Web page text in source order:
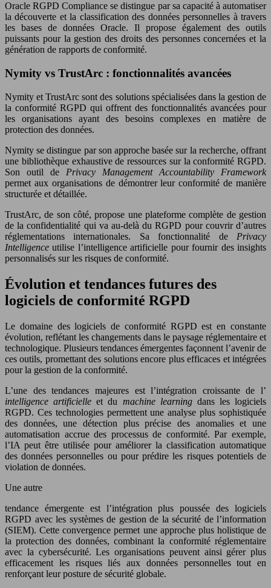
Oracle RGPD Compliance se distingue par sa capacité à automatiser
la découverte et la classification des données personnelles à travers
les bases de données Oracle. Il propose également des outils
puissants pour la gestion des droits des personnes concernées et la
génération de rapports de conformité.
Nymity vs TrustArc : fonctionnalités avancées
Nymity et TrustArc sont des solutions spécialisées dans la gestion de
la conformité RGPD qui offrent des fonctionnalités avancées pour
les organisations ayant des besoins complexes en matière de
protection des données.
Nymity se distingue par son approche basée sur la recherche, offrant
une bibliothèque exhaustive de ressources sur la conformité RGPD.
Son outil de Privacy Management Accountability Framework
permet aux organisations de démontrer leur conformité de manière
structurée et détaillée.
TrustArc, de son côté, propose une plateforme complète de gestion
de la confidentialité qui va au-delà du RGPD pour couvrir d’autres
réglementations internationales. Sa fonctionnalité de Privacy
Intelligenceutilise l’intelligence artificielle pour fournir des insights
personnalisés sur les risques de conformité.
Évolution et tendances futures des
logiciels de conformité RGPD
Le domaine des logiciels de conformité RGPD est en constante
évolution, reflétant les changements dans le paysage réglementaire et
technologique. Plusieurs tendances émergentes façonnent l’avenir de
ces outils, promettant des solutions encore plus efficaces et intégrées
pour la gestion de la conformité.
L’une des tendances majeures est l’intégration croissante de l’
intelligence artificielleet du machine learning dans les logiciels
RGPD. Ces technologies permettent une analyse plus sophistiquée
des données, une détection plus précise des anomalies et une
automatisation accrue des processus de conformité. Par exemple,
l’IA peut être utilisée pour améliorer la classification automatique
des données personnelles ou pour prédire les risques potentiels de
violation de données.
Une autre
tendance émergente est l’intégration plus poussée des logiciels
RGPD avec les systèmes de gestion de la sécurité de l’information
(SIEM). Cette convergence permet une approche plus holistique de
la protection des données, combinant la conformité réglementaire
avec la cybersécurité. Les organisations peuvent ainsi gérer plus
efficacement les risques liés aux données personnelles tout en
renforçant leur posture de sécurité globale.